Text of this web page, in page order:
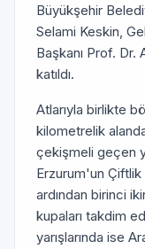
Büyükşehir
Selami Keskin,
Başkanı Prof.
katıldı.
Atlarıyla birlikte
kilometrelik
çekişmeli geçen
Erzurum'un Çiftlik
ardından birinci
kupaları takdim
yarışlarında ise